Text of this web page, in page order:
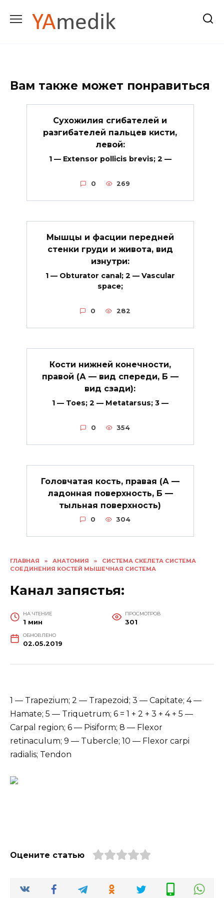
содержанию
ГЛАВНАЯ » АНАТОМИЯ »
СИСТЕМА СКЕЛЕТА СИСТЕМА
СОЕДИНЕНИЯ КОСТЕЙ МЫШЕЧНАЯ СИСТЕМА
Канал запястья:
НА ЧТЕНИЕ
1 мин
ПРОСМОТРОВ
301
ОБНОВЛЕНО
02.05.2019
1 — Trapezium; 2 — Trapezoid; 3 — Capitate; 4 —
Hamate; 5 — Triquetrum; 6 = 1 + 2 + 3 + 4 + 5 —
Carpal region; 6 — Pisiform; 8 — Flexor
retinaculum; 9 — Tubercle; 10 — Flexor carpi
radialis; Tendon
Оцените статью
Вам также может понравиться
Сухожилия сгибателей и
разгибателей пальцев кисти,
левой:
1 — Extensor pollicis brevis; 2 —
0 269
Мышцы и фасции передней
стенки груди и живота, вид
изнутри:
1 — Obturator canal; 2 — Vascular
space;
0 282
Кости нижней конечности,
правой (А — вид спереди, Б —
вид сзади):
1 — Toes; 2 — Metatarsus; 3 —
0 354
Головчатая кость, правая (А —
ладонная поверхность, Б —
тыльная поверхность)
0 304